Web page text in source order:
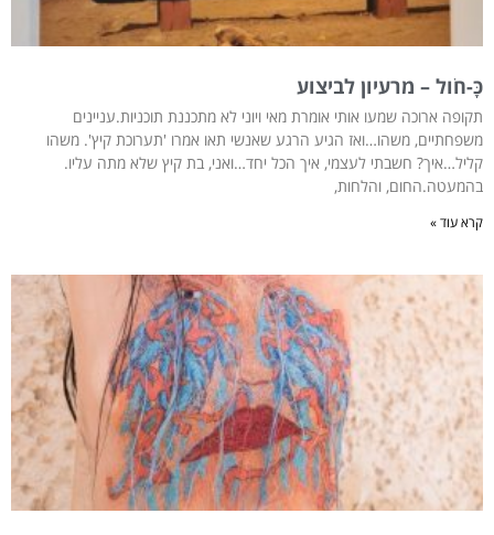
כָּ-חֹול – מרעיון לביצוע
תקופה ארוכה שמעו אותי אומרת מאי ויוני לא מתכננת תוכניות.עניינים
משפחתיים, משהו…ואז הגיע הרגע שאנשי תאו אמרו 'תערוכת קיץ'. משהו
קליל…איך? חשבתי לעצמי, איך הכל יחד…ואני, בת קיץ שלא מתה עליו.
בהמעטה.החום, והלחות,
קרא עוד »